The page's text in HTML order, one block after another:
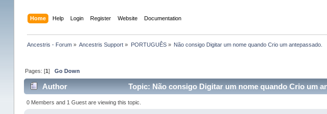
Home Help Login Register Website Documentation
Ancestris - Forum » Ancestris Support » PORTUGUÊS» Não consigo Digitar um nome quando Crio um antepassado.
Pages: [1]Go Down
Author Topic: Não consigo Digitar um nome quando Crio um
0 Members and 1 Guest are viewing this topic.